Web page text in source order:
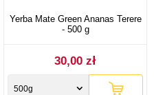
Yerba Mate Green Ananas Terere
- 500 g
30,00 zł
500g